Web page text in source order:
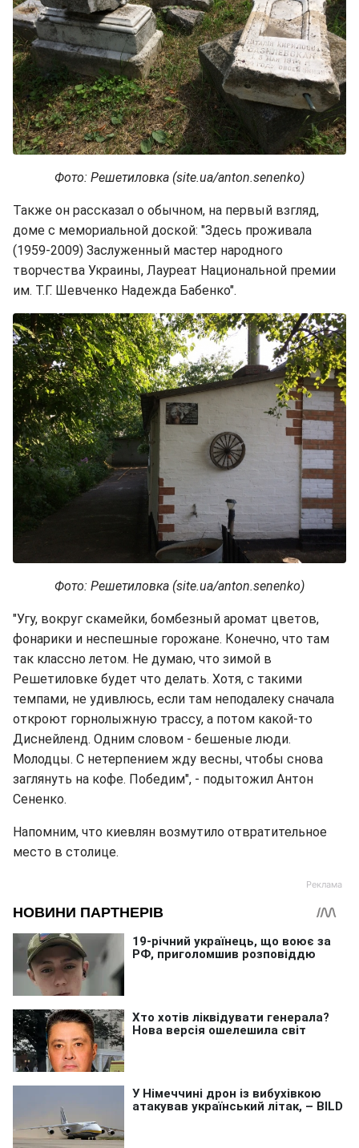
Фото: Решетиловка (site.ua/anton.senenko)
Также он рассказал о обычном, на первый взгляд,
доме с мемориальной доской: "Здесь проживала
(1959-2009) Заслуженный мастер народного
творчества Украины, Лауреат Национальной премии
им. Т.Г. Шевченко Надежда Бабенко".
Фото: Решетиловка (site.ua/anton.senenko)
"Угу, вокруг скамейки, бомбезный аромат цветов,
фонарики и неспешные горожане. Конечно, что там
так классно летом. Не думаю, что зимой в
Решетиловке будет что делать. Хотя, с такими
темпами, не удивлюсь, если там неподалеку сначала
откроют горнолыжную трассу, а потом какой-то
Диснейленд. Одним словом - бешеные люди.
Молодцы. С нетерпением жду весны, чтобы снова
заглянуть на кофе. Победим", - подытожил Антон
Сененко.
Напомним, что киевлян возмутило отвратительное
место в столице.